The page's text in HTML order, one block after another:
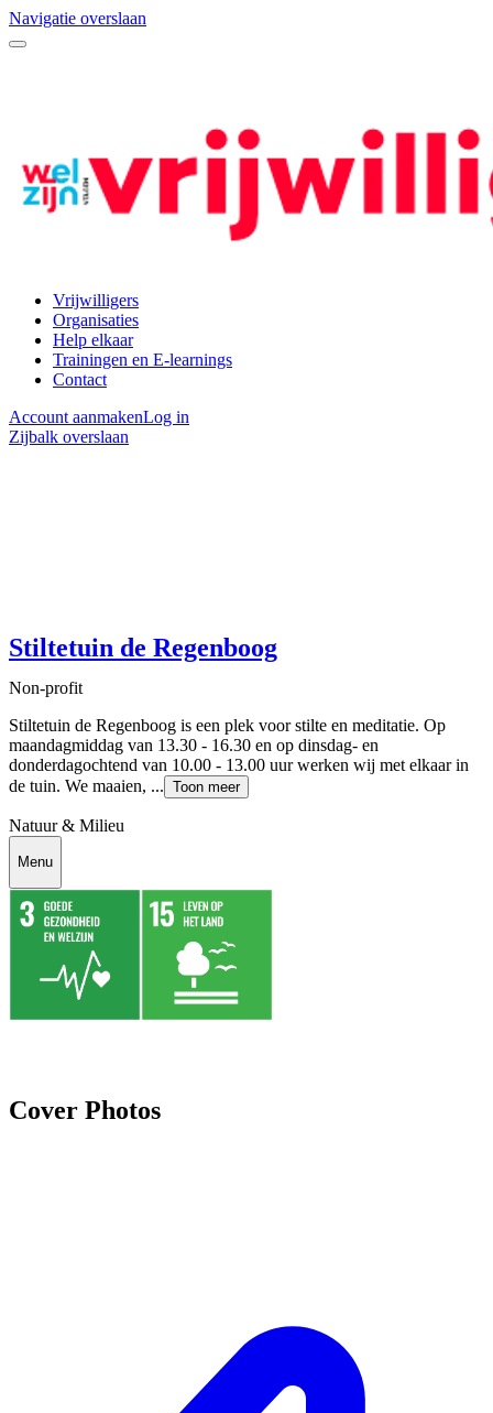
Navigatie overslaan
Vrijwilligers
Organisaties
Help elkaar
Trainingen en E-learnings
Contact
Account aanmakenLog in
Zijbalk overslaan
Stiltetuin de Regenboog
Non-profit
Stiltetuin de Regenboog is een plek voor stilte en meditatie. Op
maandagmiddag van 13.30 - 16.30 en op dinsdag- en
donderdagochtend van 10.00 - 13.00 uur werken wij met elkaar in
de tuin. We maaien, ... Toon meer
Natuur & Milieu
Menu
Cover Photos